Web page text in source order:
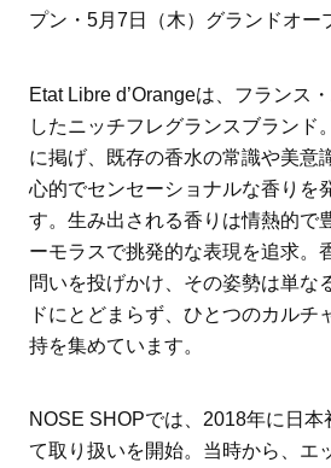
プン・5月7日（木）グランドオー
Etat Libre d’Orangeは、フランス
したニッチフレグランスブランド
に掲げ、既存の香水の常識や美意
心的でセンセーショナルな香りを
す。生み出される香りは情熱的で
ーモラスで挑発的な表現を追求。
問いを投げかけ、その姿勢は単な
ドにとどまらず、ひとつのカルチ
持を集めています。
NOSE SHOPでは、2018年に日本
て取り扱いを開始。当時から、エ